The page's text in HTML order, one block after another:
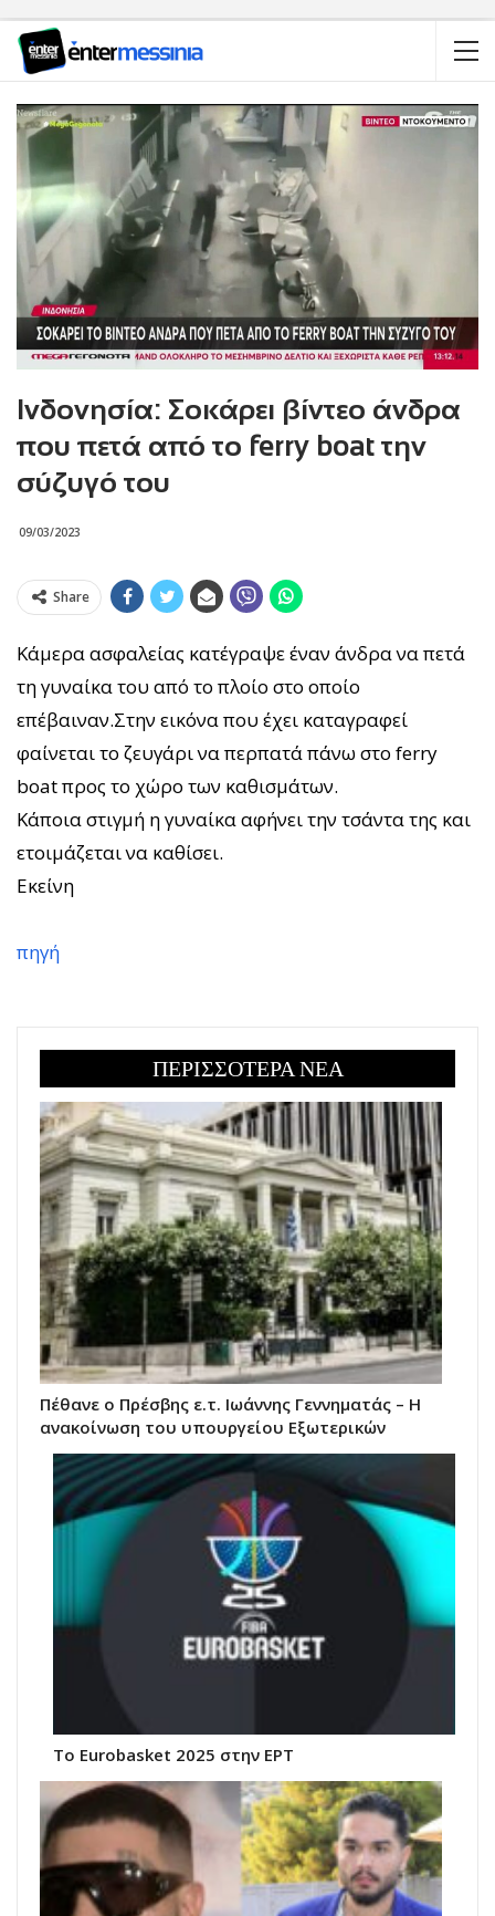
Ινδονησία: Σοκάρει βίντεο άνδρα
που πετά από το ferry boat την
σύζυγό του
09/03/2023
Share
Κάμερα ασφαλείας κατέγραψε έναν άνδρα να πετά
τη γυναίκα του από το πλοίο στο οποίο
επέβαιναν.Στην εικόνα που έχει καταγραφεί
φαίνεται το ζευγάρι να περπατά πάνω στο ferry
boat προς το χώρο των καθισμάτων.
Κάποια στιγμή η γυναίκα αφήνει την τσάντα της και
ετοιμάζεται να καθίσει.
Εκείνη
πηγή
ΠΕΡΙΣΣΟΤΕΡΑ ΝΕΑ
Πέθανε ο Πρέσβης ε.τ. Ιωάννης Γεννηματάς – Η
ανακοίνωση του υπουργείου Εξωτερικών
Το Eurobasket 2025 στην ΕΡΤ